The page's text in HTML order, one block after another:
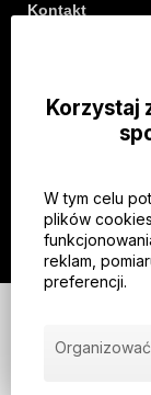
Kontakt
E-mail:
Nasz Instagram
Korzystaj
W tym celu
plików
reklam,
preferencji.